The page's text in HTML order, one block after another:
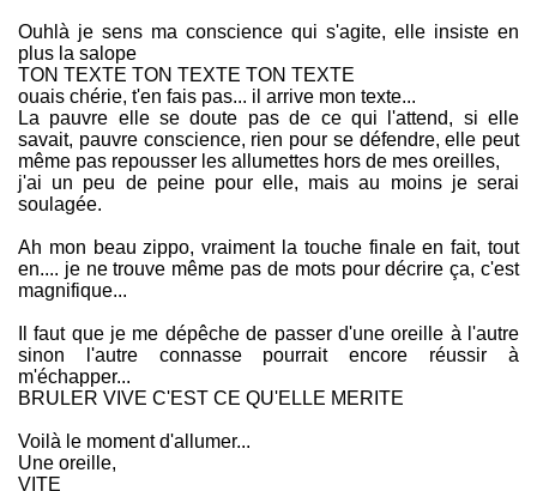
Ouhlà je sens ma conscience qui s'agite, elle insiste en
plus la salope
TON TEXTE TON TEXTE TON TEXTE
ouais chérie, t'en fais pas... il arrive mon texte...
La pauvre elle se doute pas de ce qui l'attend, si elle
savait, pauvre conscience, rien pour se défendre, elle peut
même pas repousser les allumettes hors de mes oreilles,
j'ai un peu de peine pour elle, mais au moins je serai
soulagée.
Ah mon beau zippo, vraiment la touche finale en fait, tout
en.... je ne trouve même pas de mots pour décrire ça, c'est
magnifique...
Il faut que je me dépêche de passer d'une oreille à l'autre
sinon l'autre connasse pourrait encore réussir à
m'échapper...
BRULER VIVE C'EST CE QU'ELLE MERITE
Voilà le moment d'allumer...
Une oreille,
VITE